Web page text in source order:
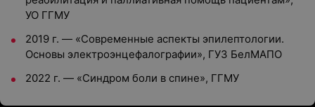
УО ГГМУ
2019 г. — «Современные аспекты эпилептологии.
Основы электроэнцефалографии», ГУЗ БелМАПО
2022 г. — «Синдром боли в спине», ГГМУ